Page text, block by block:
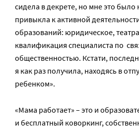
сидела в декрете, но мне это
привыкла к активной
образований: юридическое,
квалификация специалиста по
общественностью. Кстати,
я как раз получила, находясь в
ребенком».
«Мама работает» – это и
и бесплатный коворкинг,